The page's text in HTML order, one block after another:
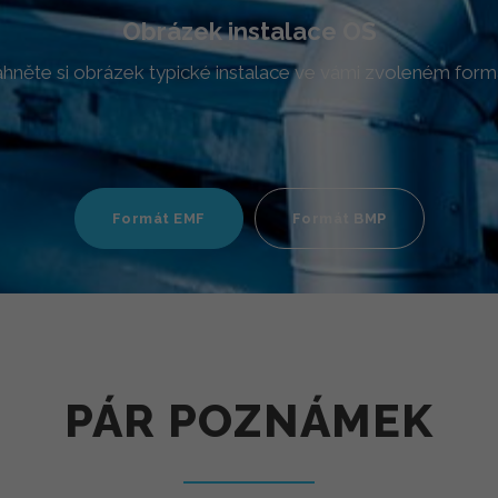
Obrázek instalace OS
si obrázek typické instalace ve vámi zvoleném
Formát EMF Formát BMP
PÁR POZNÁMEK